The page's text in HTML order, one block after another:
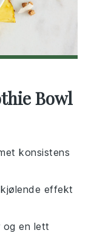
Bowl
konsistens
effekt
og en lett